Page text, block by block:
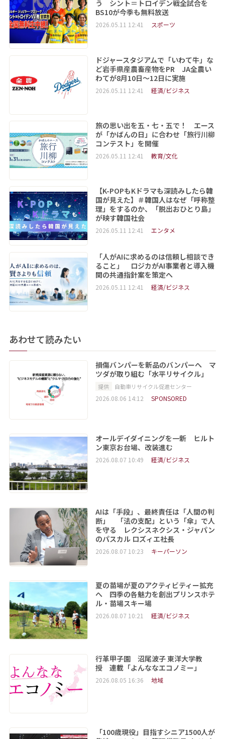
う シント＝トロイデン戦全試合を
BS10が今季も無料放送
2026.05.11 12:41 スポーツ
ドジャースタジアムで「いわて牛」な
ど岩手県産農畜産物をPR JA全農い
わてが8月10日～12日に実施
2026.05.11 12:41 経済/ビジネス
旅の思い出を五・七・五で！ エース
が「かばんの日」に合わせ「旅行川柳
コンテスト」を開催
2026.05.11 12:41 教育/文化
【K-POPもKドラマも深読みしたら韓
国が見えた】＃韓国人はなぜ「呼称整
理」をするのか、「脱出おひとり島」
が映す韓国社会
2026.05.11 12:41 エンタメ
「人がAIに求めるのは信頼し相談でき
ること」 ロジカがAI事業者と導入機
関の共通指針案を策定へ
2026.05.11 12:41 経済/ビジネス
あわせて読みたい
損傷バンパーを新品のバンパーへ マ
ツダが取り組む「水平リサイクル」
提供 自動車リサイクル促進センター
2026.08.06 14:12 SPONSORED
オールデイダイニングを一新 ヒルト
ン東京お台場、改装進む
2026.08.07 10:49 経済/ビジネス
AIは「手段」、最終責任は「人間の判
断」 「法の支配」という「傘」で人
を守る レクシスネクシス・ジャパン
のパスカル ロズィエ社長
2026.08.07 10:23 キーパーソン
夏の苗場が夏のアクティビティー拡充
へ 四季の各魅力を創出プリンスホテ
ル・苗場スキー場
2026.08.07 10:21 経済/ビジネス
行革甲子園 沼尾波子 東洋大学教
授 連載「よんななエコノミー」
2026.08.05 16:36 地域
「100歳現役」目指すシニア1500人が